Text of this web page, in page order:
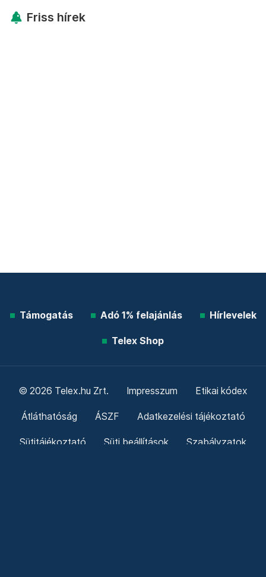
Friss hírek
Támogatás Adó 1% felajánlás Hírlevelek
Telex Shop
© 2026 Telex.hu Zrt. Impresszum Etikai kódex
Átláthatóság ÁSZF Adatkezelési tájékoztató
Sütitájékoztató Süti beállítások Szabályzatok